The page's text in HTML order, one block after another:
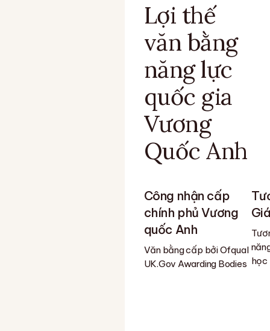
Lợi thế
văn bằng
năng lực
quốc gia
Vương
Quốc Anh
Công nhận cấp
chính phủ Vương
quốc Anh
Văn bằng cấp bởi Ofqual
UK.Gov Awarding Bodies học